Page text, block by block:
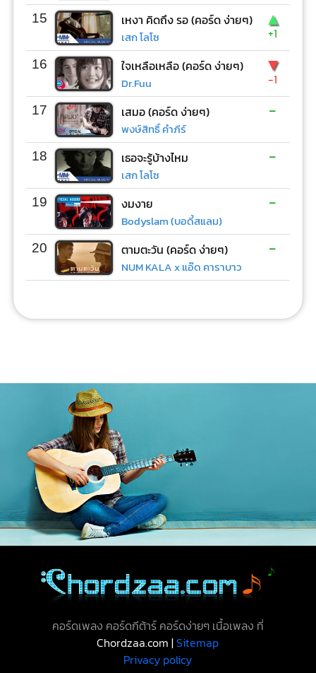
15 เหงา คิดถึง รอ (คอร์ด ง่ายๆ)
เสก โลโซ
▲
+1
16 ใจเหลือเหลือ (คอร์ด ง่ายๆ)
Dr.Fuu
▼
-1
17 เสมอ (คอร์ด ง่ายๆ)
พงษ์สิทธิ์ คำภีร์
-
18 เธอจะรู้บ้างไหม
เสก โลโซ
-
19 งมงาย
Bodyslam (บอดี้สแลม)
-
20 ตามตะวัน (คอร์ด ง่ายๆ)
NUM KALA x แอ๊ด คาราบาว
-
คอร์ดเพลง คอร์ดกีต้าร์ คอร์ดง่ายๆ เนื้อเพลง ที่
Chordzaa.com |Sitemap
Privacy policy